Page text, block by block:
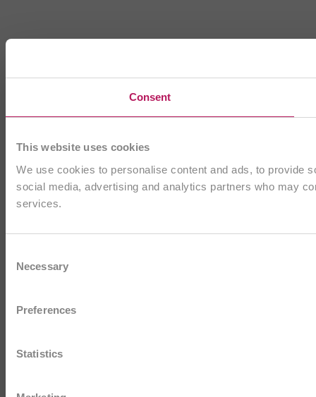
Consent
This website uses cookies
We use cookies to personalise content and ads, to provide
social media, advertising and analytics partners who may
services.
Selection
Necessary
Preferences
Statistics